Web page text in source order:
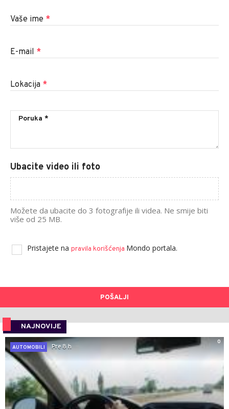
Vaše ime *
E-mail *
Lokacija *
Ubacite video ili foto
Možete da ubacite do 3 fotografije ili videa. Ne smije biti
više od 25 MB.
Pristajete na pravila korišćenja Mondo portala.
POŠALJI
NAJNOVIJE
0
AUTOMOBILI
Pre 8 h